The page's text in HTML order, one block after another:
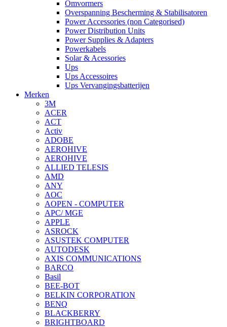
Omvormers
Overspanning Bescherming & Stabilisatoren
Power Accessories (non Categorised)
Power Distribution Units
Power Supplies & Adapters
Powerkabels
Solar & Acessories
Ups
Ups Accessoires
Ups Vervangingsbatterijen
Merken
3M
ACER
ACT
Activ
ADOBE
AEROHIVE
AEROHIVE
ALLIED TELESIS
AMD
ANY
AOC
AOPEN - COMPUTER
APC/ MGE
APPLE
ASROCK
ASUSTEK COMPUTER
AUTODESK
AXIS COMMUNICATIONS
BARCO
Basil
BEE-BOT
BELKIN CORPORATION
BENQ
BLACKBERRY
BRIGHTBOARD